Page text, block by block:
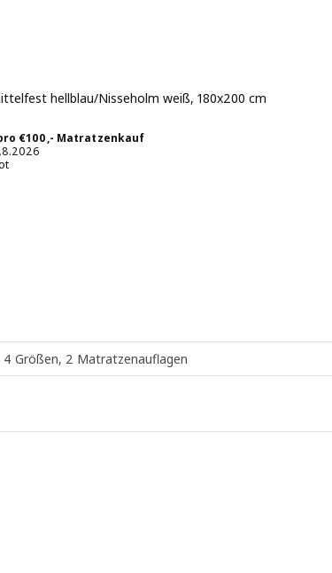
hellblau/Nisseholm weiß, 180x200 cm
€100,- Matratzenkauf
4 aus 5 sterne. Bewertungen insgesamt:
Größen, 2 Matratzenauflagen